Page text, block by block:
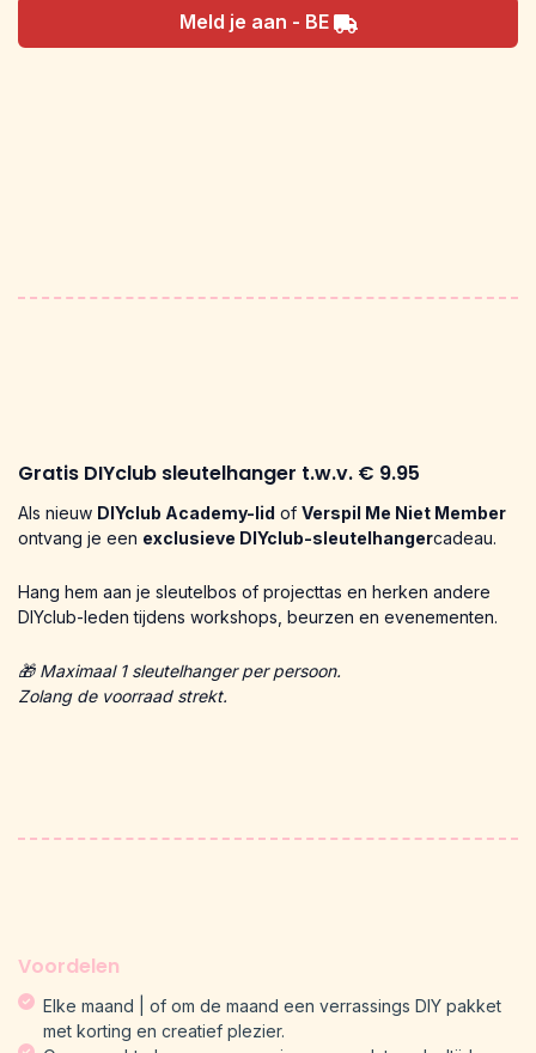
Meld je aan - BE
Gratis DIYclub sleutelhanger t.w.v. € 9.95
Als nieuw DIYclub Academy-lid of Verspil Me Niet Member
ontvang je een exclusieve DIYclub-sleutelhangercadeau.
Hang hem aan je sleutelbos of projecttas en herken andere
DIYclub-leden tijdens workshops, beurzen en evenementen.
🎁 Maximaal 1 sleutelhanger per persoon.
Zolang de voorraad strekt.
Voordelen
Elke maand | of om de maand een verrassings DIY pakket
met korting en creatief plezier.